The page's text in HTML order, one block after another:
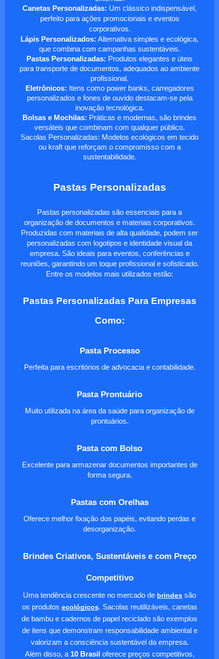
Canetas Personalizadas: Um clássico indispensável,
perfeito para ações promocionais e eventos
corporativos.
Lápis Personalizados: Alternativa simples e ecológica,
que combina com campanhas sustentáveis.
Pastas Personalizadas: Produtos elegantes e úteis
para transporte de documentos, adequados ao ambiente
profissional.
Eletrônicos: Itens como power banks, carregadores
personalizados e fones de ouvido destacam-se pela
inovação tecnológica.
Bolsas e Mochilas: Práticas e modernas, são brindes
versáteis que combinam com qualquer público.
Sacolas Personalizadas: Modelos ecológicos em tecido
ou kraft que reforçam o compromisso com a
sustentabilidade.
Pastas Personalizadas
Pastas personalizadas são essenciais para a
organização de documentos e materiais corporativos.
Produzidas com materiais de alta qualidade, podem ser
personalizadas com logotipos e identidade visual da
empresa. São ideais para eventos, conferências e
reuniões, garantindo um toque profissional e sofisticado.
Entre os modelos mais utilizados estão:
Pastas Personalizadas Para Empresas
Como:
Pasta Processo
Perfeita para escritórios de advocacia e contabilidade.
Pasta Prontuário
Muito utilizada na área da saúde para organização de
prontuários.
Pasta com Bolso
Excelente para armazenar documentos importantes de
forma segura.
Pastas com Orelhas
Oferece melhor fixação dos papéis, evitando perdas e
desorganização.
Brindes Criativos, Sustentáveis e com Preço
Competitivo
Uma tendência crescente no mercado de brindes são
os produtos ecológicos. Sacolas reutilizáveis, canetas
de bambu e cadernos de papel reciclado são exemplos
de itens que demonstram responsabilidade ambiental e
valorizam a consciência sustentável da empresa.
Além disso, a 10 Brasil oferece preços competitivos,